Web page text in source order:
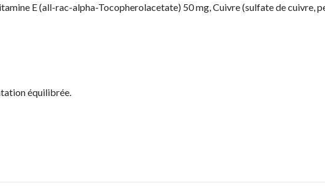
E (all-rac-alpha-Tocopherolacetate) 50 mg, Cuivre (sulfate de cuivre,
équilibrée.